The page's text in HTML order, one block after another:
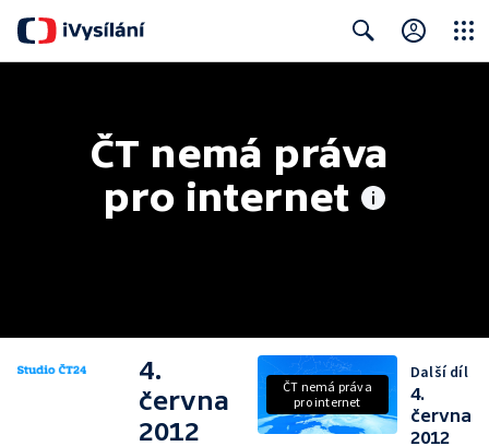
ČT nemá práva
pro internet
4.
června
2012
ČT nemá práva
pro internet
Další díl
4.
června
2012